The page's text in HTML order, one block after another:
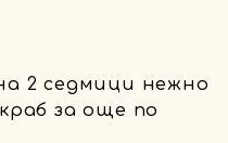
2 седмици нежно
за още по